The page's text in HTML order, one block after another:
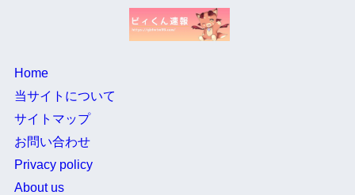
Home
当サイトについて
サイトマップ
お問い合わせ
Privacy policy
About us